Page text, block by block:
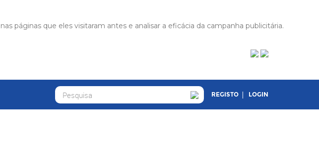
páginas que eles visitaram antes e analisar a eficácia da campanha publicitária.
REGISTO LOGIN